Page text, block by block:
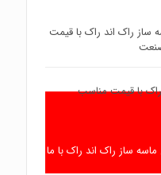
ساز راک اند راک با ما